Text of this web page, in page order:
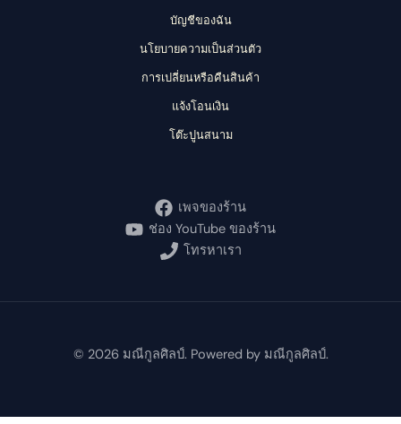
บัญชีของฉัน
นโยบายความเป็นส่วนตัว
การเปลี่ยนหรือคืนสินค้า
แจ้งโอนเงิน
โต๊ะปูนสนาม
เพจของร้าน
ช่อง YouTube ของร้าน
โทรหาเรา
© 2026 มณีกูลศิลป์. Powered by มณีกูลศิลป์.